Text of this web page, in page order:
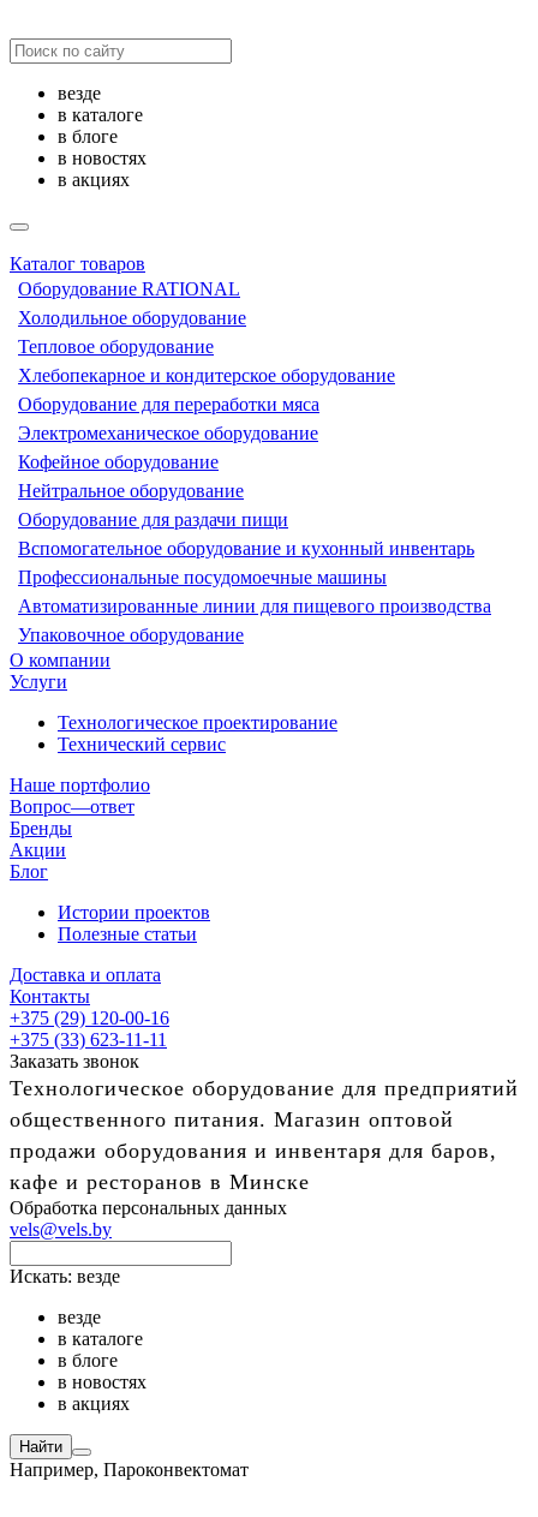
везде
в каталоге
в блоге
в новостях
в акциях
Каталог товаров
Оборудование RATIONAL
Холодильное оборудование
Тепловое оборудование
Хлебопекарное и кондитерское оборудование
Оборудование для переработки мяса
Электромеханическое оборудование
Кофейное оборудование
Нейтральное оборудование
Оборудование для раздачи пищи
Вспомогательное оборудование и кухонный инвентарь
Профессиональные посудомоечные машины
Автоматизированные линии для пищевого производства
Упаковочное оборудование
О компании
Услуги
Технологическое проектирование
Технический сервис
Наше портфолио
Вопрос—ответ
Бренды
Акции
Блог
Истории проектов
Полезные статьи
Доставка и оплата
Контакты
+375 (29) 120-00-16
+375 (33) 623-11-11
Заказать звонок
Технологическое оборудование для предприятий
общественного питания. Магазин оптовой
продажи оборудования и инвентаря для баров,
кафе и ресторанов в Минске
Обработка персональных данных
vels@vels.by
Искать: везде
везде
в каталоге
в блоге
в новостях
в акциях
Найти
Например, Пароконвектомат